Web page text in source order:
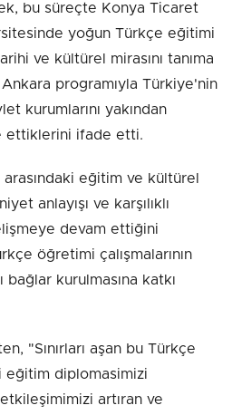
bu süreçte Konya Ticaret
yoğun Türkçe eğitimi
ve kültürel mirasını tanıma
Ankara programıyla Türkiye'nin
kurumlarını yakından
ettiklerini ifade etti.
eğitim ve kültürel
anlayışı ve karşılıklı
devam ettiğini
öğretimi çalışmalarının
bağlar kurulmasına katkı
"Sınırları aşan bu Türkçe
diplomasimizi
artıran ve